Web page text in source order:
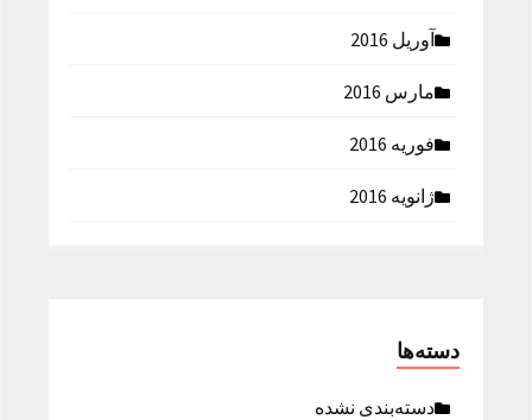
آوریل 2016
مارس 2016
فوریه 2016
ژانویه 2016
دسته‌ها
دسته‌بندی نشده